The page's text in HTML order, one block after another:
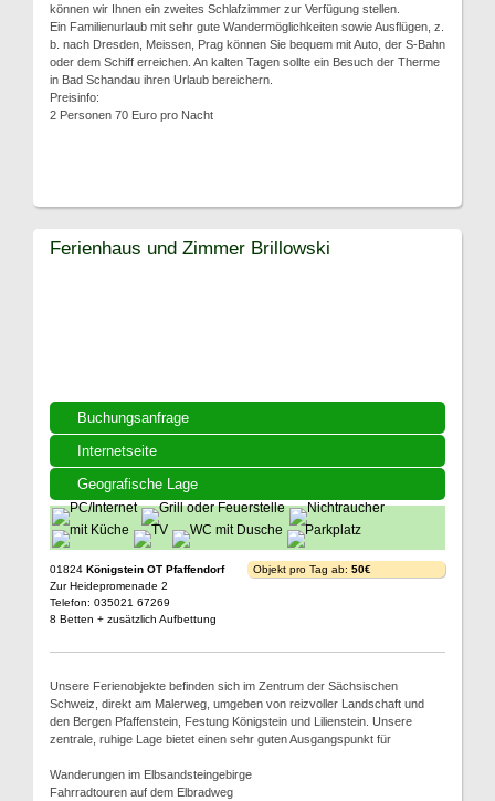
können wir Ihnen ein zweites Schlafzimmer zur Verfügung stellen.
Ein Familienurlaub mit sehr gute Wandermöglichkeiten sowie Ausflügen, z.
b. nach Dresden, Meissen, Prag können Sie bequem mit Auto, der S-Bahn
oder dem Schiff erreichen. An kalten Tagen sollte ein Besuch der Therme
in Bad Schandau ihren Urlaub bereichern.
Preisinfo:
2 Personen 70 Euro pro Nacht
Buchungsanfrage
Internetseite
Geografische Lage
Ferienhaus und Zimmer Brillowski
01824 Königstein OT Pfaffendorf
Zur Heidepromenade 2
Telefon: 035021 67269
8 Betten + zusätzlich Aufbettung
Objekt pro Tag ab: 50€
Unsere Ferienobjekte befinden sich im Zentrum der Sächsischen
Schweiz, direkt am Malerweg, umgeben von reizvoller Landschaft und
den Bergen Pfaffenstein, Festung Königstein und Lilienstein. Unsere
zentrale, ruhige Lage bietet einen sehr guten Ausgangspunkt für
Wanderungen im Elbsandsteingebirge
Fahrradtouren auf dem Elbradweg